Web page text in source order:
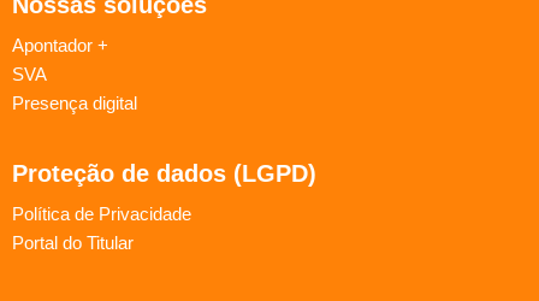
Apontador +
SVA
Presença digital
Proteção de dados (LGPD)
Política de Privacidade
Portal do Titular